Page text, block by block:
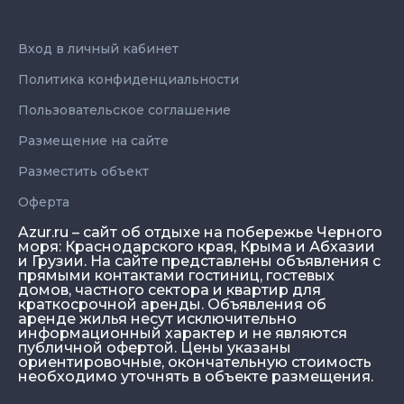
Azur.ru – сайт об отдыхе на побережье Черного
моря: Краснодарского края, Крыма и Абхазии
и Грузии. На сайте представлены объявления с
прямыми контактами гостиниц, гостевых
домов, частного сектора и квартир для
краткосрочной аренды. Объявления об
аренде жилья несут исключительно
информационный характер и не являются
публичной офертой. Цены указаны
ориентировочные, окончательную стоимость
необходимо уточнять в объекте размещения.
Вход в личный кабинет
Политика конфиденциальности
Пользовательское соглашение
Размещение на сайте
Разместить объект
Оферта